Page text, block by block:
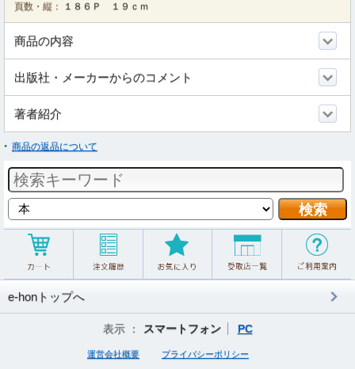
頁数・縦：
１８６Ｐ １９ｃｍ
商品の内容
出版社・メーカーからのコメント
著者紹介
商品の返品について
e-honトップへ
表示 ： スマートフォン PC
運営会社概要 プライバシーポリシー